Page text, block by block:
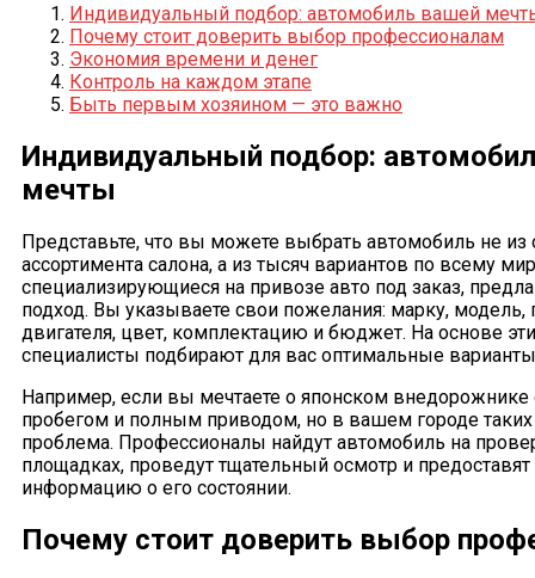
Индивидуальный подбор: автомобиль вашей
Почему стоит доверить выбор профессионалам
Экономия времени и денег
Контроль на каждом этапе
Быть первым хозяином — это важно
Индивидуальный подбор:
мечты
Представьте, что вы можете выбрать автомобиль не из
ассортимента салона, а из тысяч вариантов по всему
специализирующиеся на привозе авто под заказ,
подход. Вы указываете свои пожелания: марку, модель,
двигателя, цвет, комплектацию и бюджет. На основе
специалисты подбирают для вас оптимальные
Например, если вы мечтаете о японском
пробегом и полным приводом, но в вашем городе
проблема. Профессионалы найдут автомобиль на
площадках, проведут тщательный осмотр и
информацию о его состоянии.
Почему стоит доверить выбор